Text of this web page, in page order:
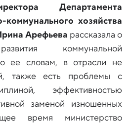
Департамента
хозяйства
Арефьева рассказала о
коммунальной
ее словам, в отрасли не
также есть проблемы с
эффективностью
заменой изношенных
время министерство